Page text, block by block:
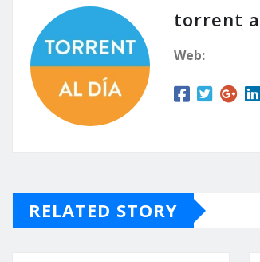
torrent
Web:
RELATED STORY